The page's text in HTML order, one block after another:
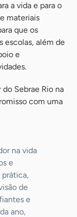
a vida e para o
materiais
que os
escolas, além de
e
Sebrae Rio na
com uma
na vida
e
de
e
ano,